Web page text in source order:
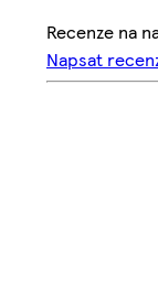
Recenze na
Napsat